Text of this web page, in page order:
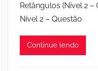
Retângulos (Nível 2 –
Nível 2 – Questão
Continue lendo